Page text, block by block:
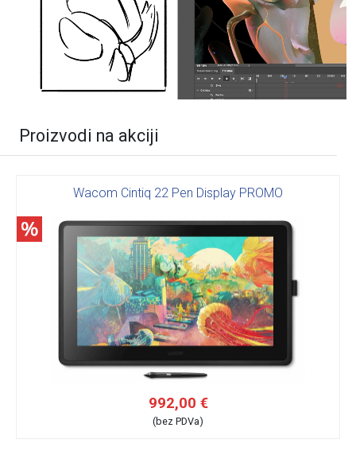
Proizvodi na akciji
Wacom Cintiq 22 Pen Display PROMO
992,00 €
(bez PDVa)